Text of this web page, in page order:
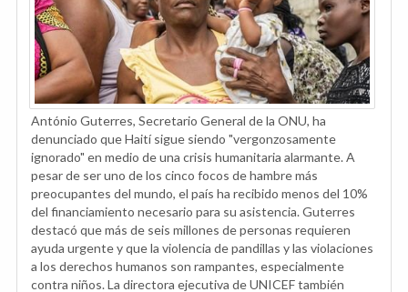
António Guterres, Secretario General de la ONU, ha
denunciado que Haití sigue siendo "vergonzosamente
ignorado" en medio de una crisis humanitaria alarmante. A
pesar de ser uno de los cinco focos de hambre más
preocupantes del mundo, el país ha recibido menos del 10%
del financiamiento necesario para su asistencia. Guterres
destacó que más de seis millones de personas requieren
ayuda urgente y que la violencia de pandillas y las violaciones
a los derechos humanos son rampantes, especialmente
contra niños. La directora ejecutiva de UNICEF también